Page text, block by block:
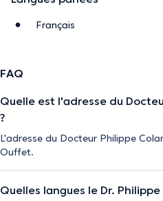
Français
FAQ
Quelle est l'adresse du
?
L'adresse du Docteur Philippe
Ouffet.
Quelles langues le Dr.